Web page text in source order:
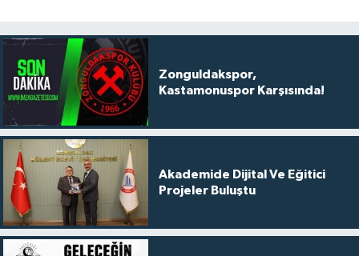
Zonguldakspor,
Kastamonuspor Karşısında!
Akademide Dijital Ve Eğitici
Projeler Buluştu